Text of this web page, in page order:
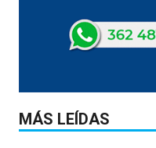
MÁS LEÍDAS